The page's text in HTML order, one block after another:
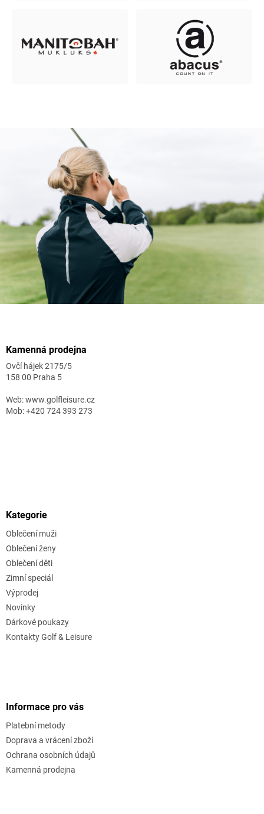
Kamenná prodejna
Ovčí hájek 2175/5
158 00 Praha 5
Web: www.golfleisure.cz
Mob: +420 724 393 273
Kategorie
Oblečení muži
Oblečení ženy
Oblečení děti
Zimní speciál
Výprodej
Novinky
Dárkové poukazy
Kontakty Golf & Leisure
Informace pro vás
Platební metody
Doprava a vrácení zboží
Ochrana osobních údajů
Kamenná prodejna